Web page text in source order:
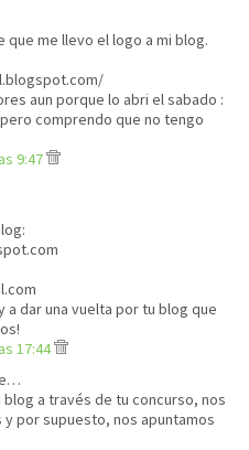
que me llevo el logo a mi blog.
aun porque lo abri el sabado :
comprendo que no tengo
9:47
a dar una vuelta por tu blog que
17:44
blog a través de tu concurso, nos
por supuesto, nos apuntamos